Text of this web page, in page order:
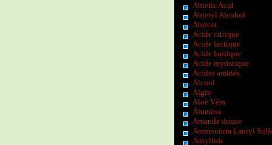
Abietic Acid
Abietyl Alcohol
Abricot
Acide citrique
Acide lactique
Acide laurique
Acide myristique
Acides aminés
Alcool
Algin
Aloè Véra
Alumina
Amande douce
Ammonium Lauryl
Antyllide